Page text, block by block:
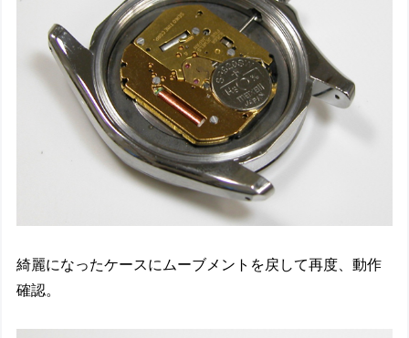
綺麗になったケースにムーブメントを戻して再度、動作
確認。